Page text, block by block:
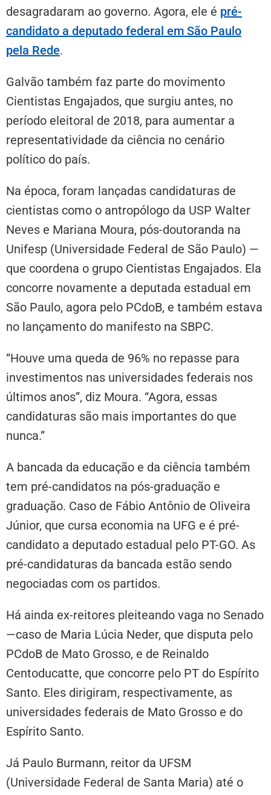
desagradaram ao governo. Agora, ele é pré-
candidato a deputado federal em São Paulo
pela Rede.
Galvão também faz parte do movimento
Cientistas Engajados, que surgiu antes, no
período eleitoral de 2018, para aumentar a
representatividade da ciência no cenário
político do país.
Na época, foram lançadas candidaturas de
cientistas como o antropólogo da USP Walter
Neves e Mariana Moura, pós-doutoranda na
Unifesp (Universidade Federal de São Paulo) —
que coordena o grupo Cientistas Engajados. Ela
concorre novamente a deputada estadual em
São Paulo, agora pelo PCdoB, e também estava
no lançamento do manifesto na SBPC.
“Houve uma queda de 96% no repasse para
investimentos nas universidades federais nos
últimos anos”, diz Moura. “Agora, essas
candidaturas são mais importantes do que
nunca.”
A bancada da educação e da ciência também
tem pré-candidatos na pós-graduação e
graduação. Caso de Fábio Antônio de Oliveira
Júnior, que cursa economia na UFG e é pré-
candidato a deputado estadual pelo PT-GO. As
pré-candidaturas da bancada estão sendo
negociadas com os partidos.
Há ainda ex-reitores pleiteando vaga no Senado
—caso de Maria Lúcia Neder, que disputa pelo
PCdoB de Mato Grosso, e de Reinaldo
Centoducatte, que concorre pelo PT do Espírito
Santo. Eles dirigiram, respectivamente, as
universidades federais de Mato Grosso e do
Espírito Santo.
Já Paulo Burmann, reitor da UFSM
(Universidade Federal de Santa Maria) até o